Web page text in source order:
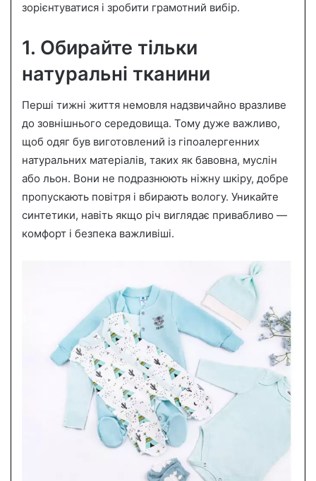
зорієнтуватися і зробити грамотний вибір.
1. Обирайте тільки
натуральні тканини
Перші тижні життя немовля надзвичайно вразливе
до зовнішнього середовища. Тому дуже важливо,
щоб одяг був виготовлений із гіпоалергенних
натуральних матеріалів, таких як бавовна, муслін
або льон. Вони не подразнюють ніжну шкіру, добре
пропускають повітря і вбирають вологу. Уникайте
синтетики, навіть якщо річ виглядає привабливо —
комфорт і безпека важливіші.